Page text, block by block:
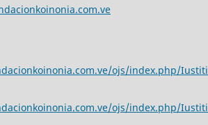
ojs/index.php/
ojs/index.php/